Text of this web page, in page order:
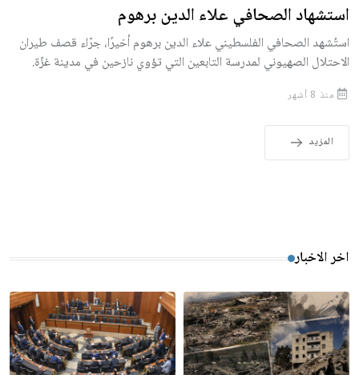
استشهاد الصحافي علاء الدين برهوم
استُشهد الصحافي الفلسطيني علاء الدين برهوم أخيرًا، جرّاء قصف طيران
الاحتلال الصهيوني لمدرسة التابعين التي تؤوي نازحين في مدينة غزّة.
منذ 8 أشهر
المزيد
اخر الاخبار